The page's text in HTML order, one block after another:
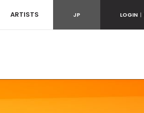
ARTISTS JP LOGIN |